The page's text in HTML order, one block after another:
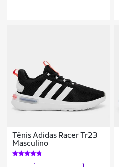
Tênis Adidas Racer Tr23
Masculino